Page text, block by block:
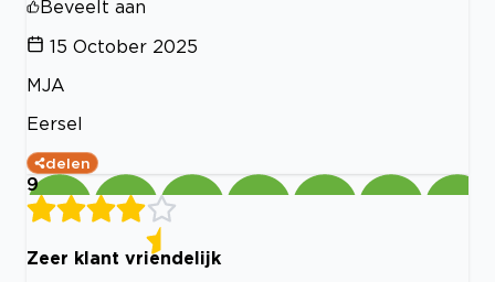
Beveelt aan
15 October 2025
MJA
Eersel
delen
9
Zeer klant vriendelijk